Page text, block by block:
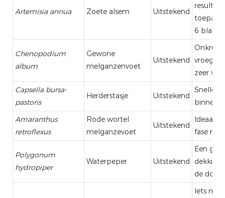
Artemisia annua Zoete alsem Uitstekend
resultaat
6
Chenopodium
album
Gewone
melganzenvoet
Uitstekend
Onkruid
vroeg
zeer
Capsella bursa-
pastoris
Herderstasje Uitstekend
Snelle
binnen
Amaranthus
retroflexus
Rode wortel
melganzevoet
Uitstekend
Ideaal
fase na
Polygonum
hydropiper
Waterpeper Uitstekend
Een
dekking
de
Iets